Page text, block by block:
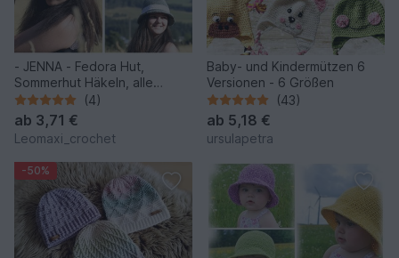
- JENNA - Fedora Hut,
Sommerhut Häkeln, alle
Größen und jedes Garn
(4)
ab 3,71 €
Leomaxi_crochet
Baby- und Kindermützen 6
Versionen - 6 Größen
(43)
ab 5,18 €
ursulapetra
-50%